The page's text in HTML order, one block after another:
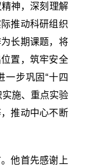
神，深刻理解
推动科研组织
长期课题，将
置，筑牢安全
一步巩固“十四
施、重点实验
推动中心不断
他首先感谢上